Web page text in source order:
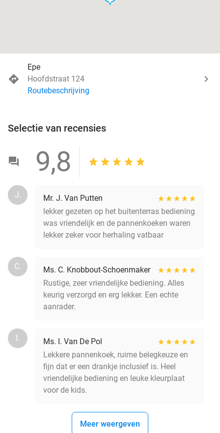
Epe
Hoofdstraat 124
Routebeschrijving
Selectie van recensies
9,8
J.
Mr. J. Van Putten
lekker gezeten op het buitenterras bediening
was vriendelijk en de pannenkoeken waren
lekker zeker voor herhaling vatbaar
C.
Ms. C. Knobbout-Schoenmaker
Rustige, zeer vriendelijke bediening. Alles
keurig verzorgd en erg lekker. Een echte
aanrader.
I.
Ms. I. Van De Pol
Lekkere pannenkoek, ruime belegkeuze en
fijn dat er een drankje inclusief is. Heel
vriendelijke bediening en leuke kleurplaat
voor de kids.
Meer weergeven